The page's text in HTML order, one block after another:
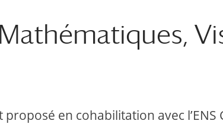
en cohabilitation avec l’ENS